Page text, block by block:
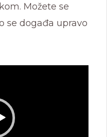
Možete se
se događa upravo